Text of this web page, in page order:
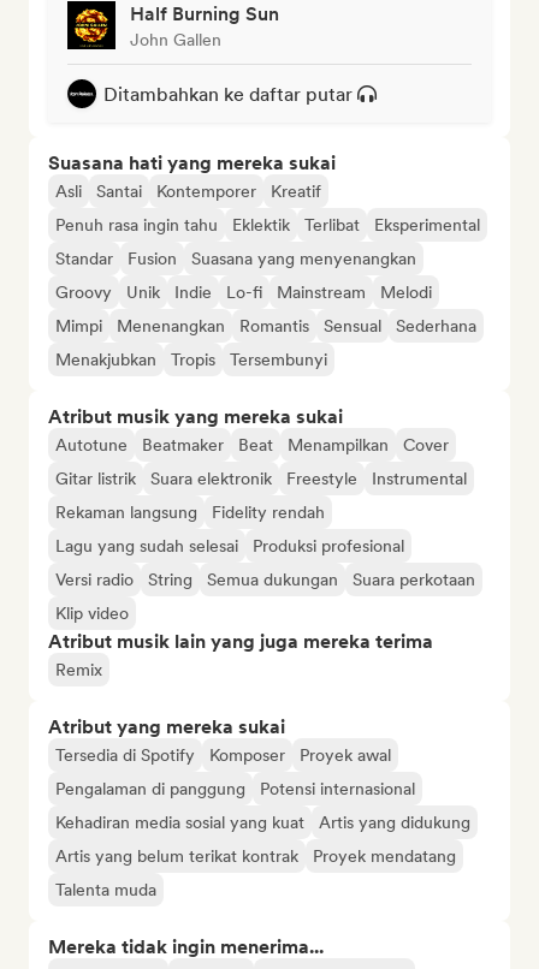
Half Burning Sun
John Gallen
Ditambahkan ke daftar putar
Suasana hati yang mereka sukai
Asli Santai Kontemporer
Kreatif
Penuh rasa ingin tahu
Eklektik Terlibat
Eksperimental
Standar
Fusion
Suasana yang menyenangkan
Groovy
Unik Indie Lo-fi Mainstream
Melodi
Mimpi
Menenangkan Romantis Sensual
Sederhana
Menakjubkan
Tropis Tersembunyi
Atribut musik yang mereka sukai
Autotune Beatmaker Beat Menampilkan
Cover
Gitar listrik
Suara elektronik Freestyle
Instrumental
Rekaman langsung
Fidelity rendah
Lagu yang sudah selesai
Produksi profesional
Versi radio
String Semua dukungan
Suara perkotaan
Klip video
Atribut musik lain yang juga mereka terima
Remix
Atribut yang mereka sukai
Tersedia di Spotify Komposer
Proyek awal
Pengalaman di panggung
Potensi internasional
Kehadiran media sosial yang kuat
Artis yang didukung
Artis yang belum terikat kontrak
Proyek mendatang
Talenta muda
Mereka tidak ingin menerima...